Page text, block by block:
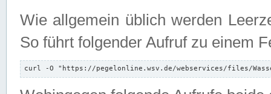
Wie allgemein üblich werden
So führt folgender Aufruf zu einem
curl -O "https://pegelonline.wsv.de/webservices/files/